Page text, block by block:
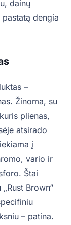
dainų
dengia
–
Žinoma, su
plienas,
atsirado
į
vario ir
Štai
Brown“
– patina.